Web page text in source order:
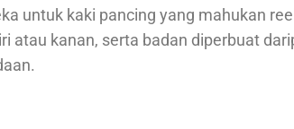
untuk kaki pancing yang mahukan
atau kanan, serta badan diperbuat